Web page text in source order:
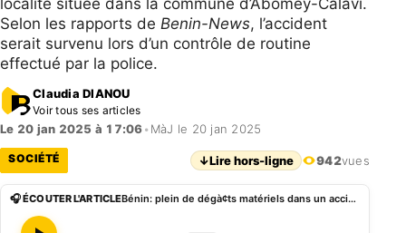
localité située dans la commune d’Abomey-Calavi.
Selon les rapports de Benin-News, l’accident
serait survenu lors d’un contrôle de routine
effectué par la police.
Claudia DIANOU
Voir tous ses articles
Le 20 jan 2025 à 17:06• MàJ le 20 jan 2025
SOCIÉTÉ ↓Lire hors-ligne 942vues
🎧 ÉCOUTER L'ARTICLE Bénin: plein de dégà¢ts matériels dans un accident à Adjagbo